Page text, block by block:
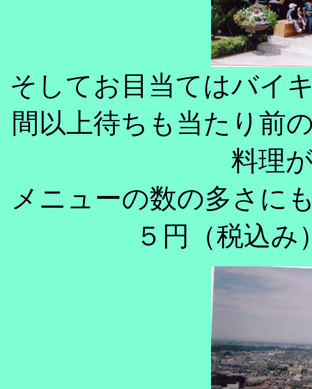
そしてお目当てはバイ
間以上待ちも当たり前
料理
メニューの数の多さに
５円（税込